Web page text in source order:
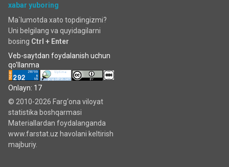
xabar yuboring
Ma`lumotda xato topdingizmi?
Uni belgilang va quyidagilarni
bosing Ctrl + Enter
Veb-saytdan foydalanish uchun
qo'llanma
Onlayn: 17
© 2010-2026 Farg‘ona viloyat
statistika boshqarmasi
Materiallardan foydalanganda
www.farstat.uz havolani keltirish
majburiy.